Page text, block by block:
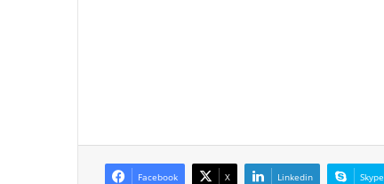
Facebook X Linkedin Skype